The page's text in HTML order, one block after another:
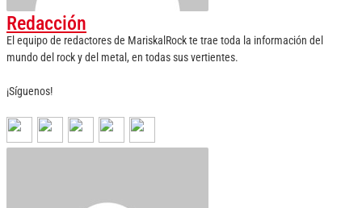
Redacción
El equipo de redactores de MariskalRock te trae toda la información del
mundo del rock y del metal, en todas sus vertientes.
¡Síguenos!